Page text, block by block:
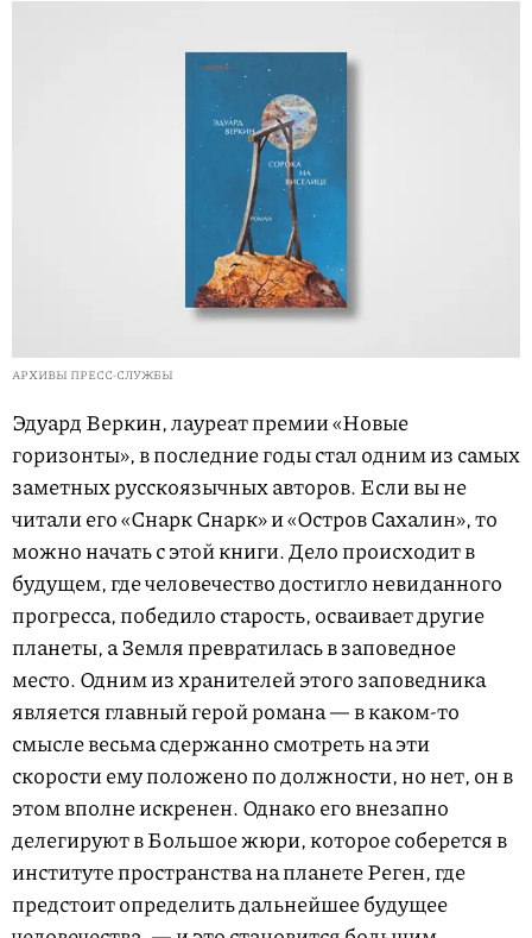
АРХИВЫ ПРЕСС-СЛУЖБЫ
Эдуард Веркин, лауреат премии «Новые
горизонты», в последние годы стал одним из самых
заметных русскоязычных авторов. Если вы не
читали его «Снарк Снарк» и «Остров Сахалин», то
можно начать с этой книги. Дело происходит в
будущем, где человечество достигло невиданного
прогресса, победило старость, осваивает другие
планеты, а Земля превратилась в заповедное
место. Одним из хранителей этого заповедника
является главный герой романа — в каком-то
смысле весьма сдержанно смотреть на эти
скорости ему положено по должности, но нет, он в
этом вполне искренен. Однако его внезапно
делегируют в Большое жюри, которое соберется в
институте пространства на планете Реген, где
предстоит определить дальнейшее будущее